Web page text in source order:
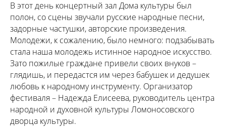
В этот день концертный зал Дома культуры был
полон, со сцены звучали русские народные песни,
задорные частушки, авторские произведения.
Молодежи, к сожалению, было немного: подзабывать
стала наша молодежь истинное народное искусство.
Зато пожилые граждане привели своих внуков –
глядишь, и передастся им через бабушек и дедушек
любовь к народному инструменту. Организатор
фестиваля – Надежда Елисеева, руководитель центра
народной и духовной культуры Ломоносовского
дворца культуры.